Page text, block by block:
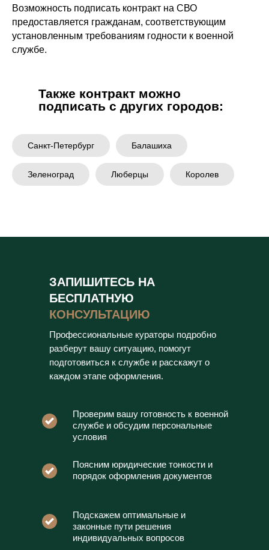
Возможность подписать контракт на СВО
предоставляется гражданам, соответствующим
установленным требованиям годности к военной
службе.
Также контракт можно
подписать с других городов:
Санкт-Петербург Балашиха
Зеленоград Люберцы Королев
ЗАПИШИТЕСЬ НА
БЕСПЛАТНУЮ
КОНСУЛЬТАЦИЮ
Профессиональные кураторы подробно
разберут вашу ситуацию, помогут
подготовиться к службе и расскажут о
каждом этапе оформления.
Подскажем оптимальные и
законные пути решения
индивидуальных вопросов
Поясним юридические тонкости и
порядок оформления документов
Проверим вашу готовность к военной
службе и обсудим персональные
условия